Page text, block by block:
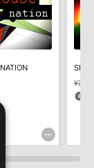
作マニュアルをご
に関するお問い合
い。
ことを紹介するた
して、デモソング
た、デモソングを
れていることを
金はお受け付け致